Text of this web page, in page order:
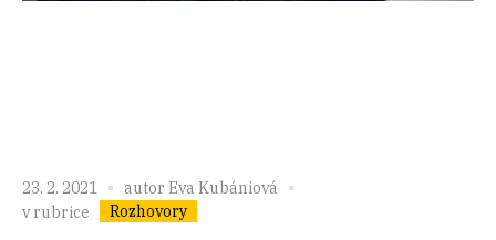
23. 2. 2021 autor Eva Kubániová
v rubrice
Rozhovory